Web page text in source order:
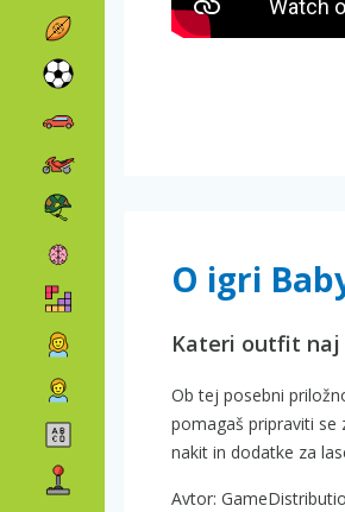
O igri
Kateri outfit naj
Ob tej posebni
pomagaš pripraviti se
nakit in dodatke za
Avtor: